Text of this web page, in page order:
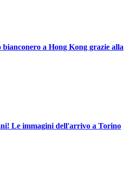
bianconero a Hong Kong grazie alla
Le immagini dell'arrivo a Torino